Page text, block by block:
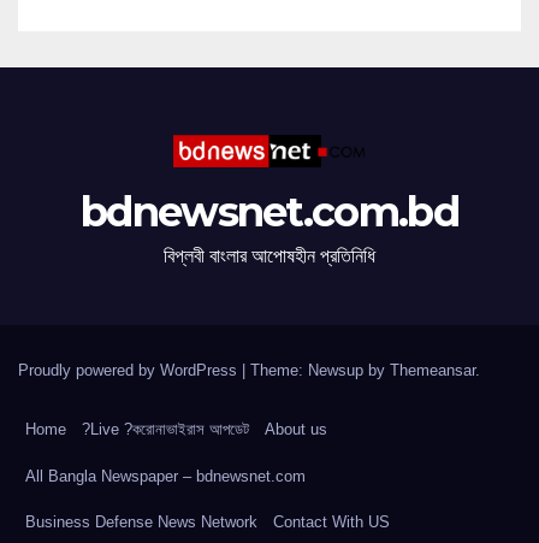
bdnewsnet.com.bd
বিপ্লবী বাংলার আপোষহীন প্রতিনিধি
Proudly powered by WordPress Theme: Newsup by Themeansar.
Home ?Live ?করোনাভাইরাস আপডেট About us
All Bangla Newspaper – bdnewsnet.com
Business Defense News Network Contact With US